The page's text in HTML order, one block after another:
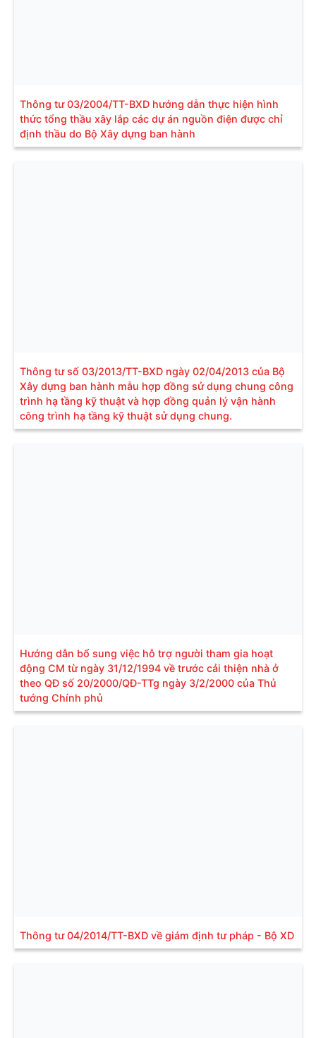
Thông tư 03/2004/TT-BXD hướng dẫn thực hiện hình
thức tổng thầu xây lắp các dự án nguồn điện được chỉ
định thầu do Bộ Xây dựng ban hành
Thông tư số 03/2013/TT-BXD ngày 02/04/2013 của Bộ
Xây dựng ban hành mẫu hợp đồng sử dụng chung công
trình hạ tầng kỹ thuật và hợp đồng quản lý vận hành
công trình hạ tầng kỹ thuật sử dụng chung.
Hướng dẫn bổ sung việc hỗ trợ người tham gia hoạt
động CM từ ngày 31/12/1994 về trước cải thiện nhà ở
theo QĐ số 20/2000/QĐ-TTg ngày 3/2/2000 của Thủ
tướng Chính phủ
Thông tư 04/2014/TT-BXD về giám định tư pháp - Bộ XD